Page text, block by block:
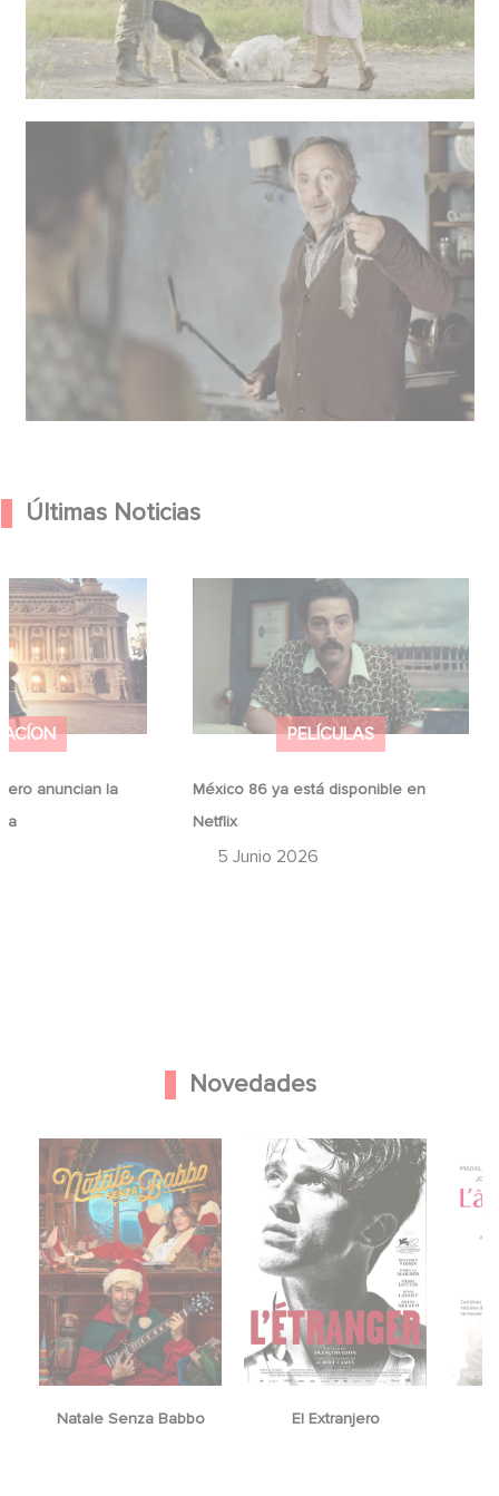
Últimas Noticias
anuncian la
anuncian la
PELÍCULAS
México 86 ya está disponible en
Netflix
5 Junio 2026
México 86 ya está disponible en
Novedades
Natale Senza Babbo El Extranjero